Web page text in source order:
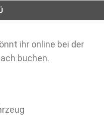
ihr online bei der
buchen.